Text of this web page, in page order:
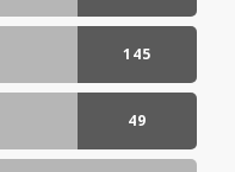
GÖNDERI(LER)
145
GÖNDERI(LER)
49